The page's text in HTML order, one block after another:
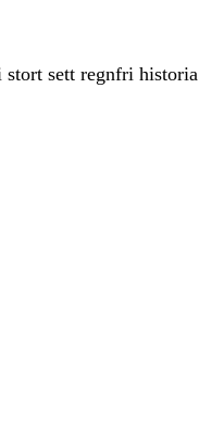
sett regnfri historia